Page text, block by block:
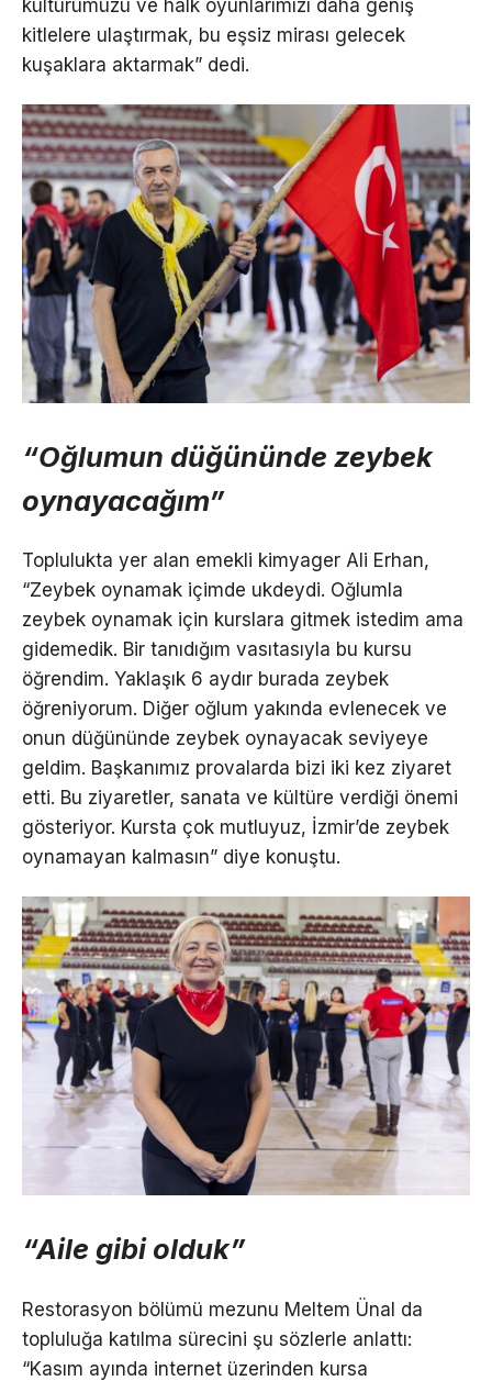
kültürümüzü ve halk oyunlarımızı daha geniş
kitlelere ulaştırmak, bu eşsiz mirası gelecek
kuşaklara aktarmak” dedi.
“Oğlumun düğününde zeybek
oynayacağım”
Toplulukta yer alan emekli kimyager Ali Erhan,
“Zeybek oynamak içimde ukdeydi. Oğlumla
zeybek oynamak için kurslara gitmek istedim ama
gidemedik. Bir tanıdığım vasıtasıyla bu kursu
öğrendim. Yaklaşık 6 aydır burada zeybek
öğreniyorum. Diğer oğlum yakında evlenecek ve
onun düğününde zeybek oynayacak seviyeye
geldim. Başkanımız provalarda bizi iki kez ziyaret
etti. Bu ziyaretler, sanata ve kültüre verdiği önemi
gösteriyor. Kursta çok mutluyuz, İzmir’de zeybek
oynamayan kalmasın” diye konuştu.
“Aile gibi olduk”
Restorasyon bölümü mezunu Meltem Ünal da
topluluğa katılma sürecini şu sözlerle anlattı:
“Kasım ayında internet üzerinden kursa